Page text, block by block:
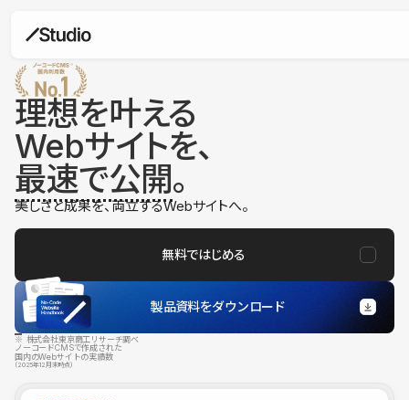
理想を叶える
Webサイトを、
最速で公開。
美しさと成果を、両立するWebサイトへ。
無料ではじめる
製品資料をダウンロード
※ 株式会社東京商工リサーチ調べ
ノーコードCMSで作成された
国内のWebサイトの実績数
（2025年12月末時点）